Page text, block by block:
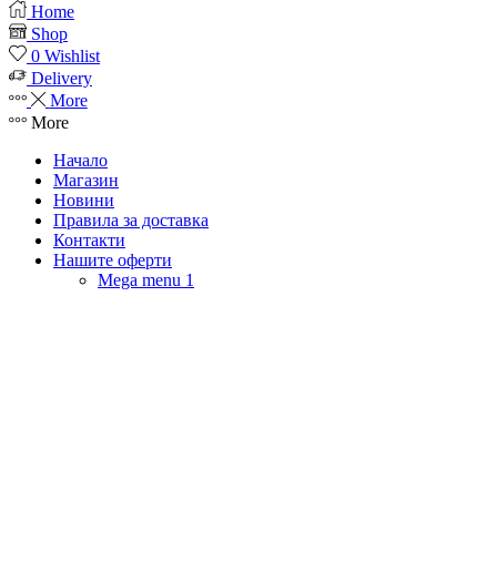
Home
Shop
0 Wishlist
Delivery
More
More
Начало
Магазин
Новини
Правила за доставка
Контакти
Нашите оферти
Mega menu 1